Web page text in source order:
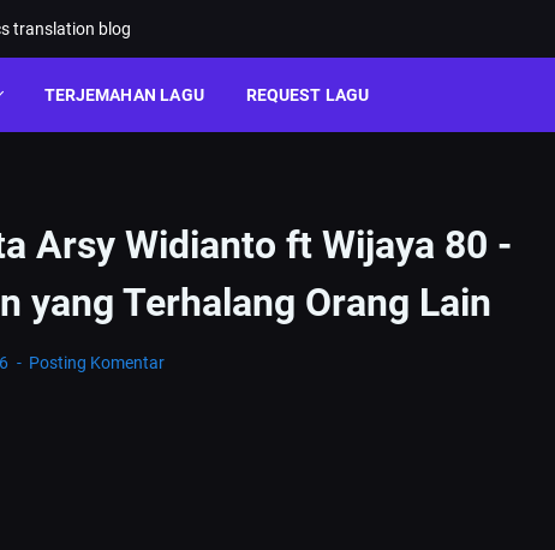
translation blog
TERJEMAHAN LAGU REQUEST LAGU
Arsy Widianto ft Wijaya 80 -
yang Terhalang Orang Lain
Posting Komentar